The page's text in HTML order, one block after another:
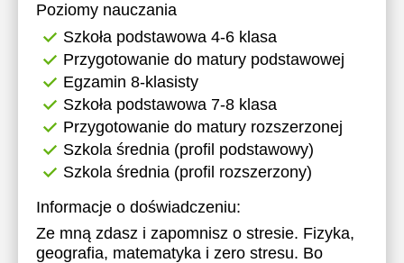
Poziomy nauczania
Szkoła podstawowa 4-6 klasa
Przygotowanie do matury podstawowej
Egzamin 8-klasisty
Szkoła podstawowa 7-8 klasa
Przygotowanie do matury rozszerzonej
Szkola średnia (profil podstawowy)
Szkola średnia (profil rozszerzony)
Informacje o doświadczeniu:
Ze mną zdasz i zapomnisz o stresie. Fizyka,
geografia, matematyka i zero stresu. Bo
18:00
18:30
19:00
19:30
20:00